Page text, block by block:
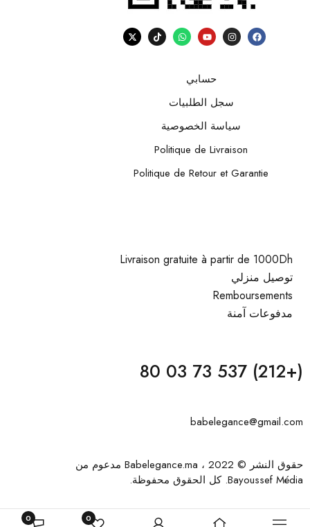
0
0
حسابي
سجل الطلبيات
سياسة الخصوصية
Politique de Livraison
Politique de Retour et Garantie
Livraison gratuite à partir de 1000Dh
توصيل منزلي
Remboursements
مدفوعات آمنة
(+212) 537 73 03 80
babelegance@gmail.com
حقوق النشر © 2022 ، Babelegance.ma مدعوم من
Bayoussef Média. كل الحقوق محفوظة.